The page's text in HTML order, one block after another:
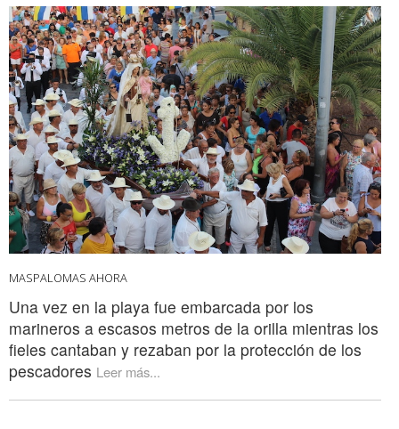
MASPALOMAS AHORA
Una vez en la playa fue embarcada por los
marineros a escasos metros de la orilla mientras los
fieles cantaban y rezaban por la protección de los
pescadores Leer más...